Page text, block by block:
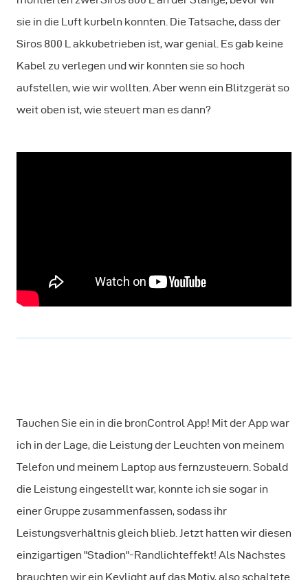
sie in die Luft kurbeln konnten. Die Tatsache, dass der
Siros 800 L akkubetrieben ist, war genial. Es gab keine
Kabel zu verlegen und wir konnten sie so hoch
aufstellen, wie wir wollten. Aber wenn ein Blitzgerät so
weit oben ist, wie steuert man es dann?
Tauchen Sie ein in die bronControl App! Mit der App war
ich in der Lage, die Leistung der Leuchten von meinem
Telefon und meinem Laptop aus fernzusteuern. Sobald
die Leistung eingestellt war, konnte ich sie sogar in
einer Gruppe zusammenfassen, sodass ihr
Leistungsverhältnis gleich blieb. Jetzt hatten wir diesen
einzigartigen "Stadion"-Randlichteffekt! Als Nächstes
brauchten wir ein Keylight auf das Motiv, also schaltete